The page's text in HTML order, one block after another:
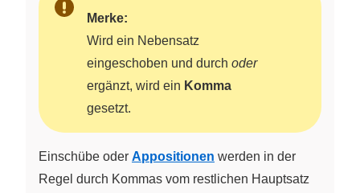
Merke:
Wird ein Nebensatz
eingeschoben und durch oder
ergänzt, wird ein Komma
gesetzt.
Einschübe oder Appositionen werden in der
Regel durch Kommas vom restlichen Hauptsatz